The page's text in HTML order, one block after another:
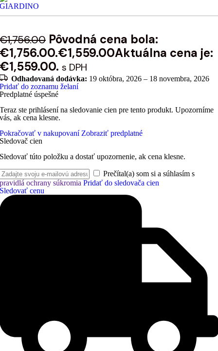
€1,756.00 Pôvodná cena bola:
€1,756.00.€1,559.00Aktuálna cena je:
€1,559.00. s DPH
Odhadovaná dodávka: 19 októbra, 2026 – 18 novembra, 2026
Pridať do zoznamu želaní
Predplatné úspešné
Teraz ste prihlásení na sledovanie cien pre tento produkt. Upozorníme
vás, ak cena klesne.
Pokračovať v nakupovaní Zobraziť predplatné
Sledovač cien
Sledovať túto položku a dostať upozornenie, ak cena klesne.
Prečítal(a) som si a súhlasím s
pravidlá ochrany súkromia Pridať do sledovača cien
Sledovať cenu